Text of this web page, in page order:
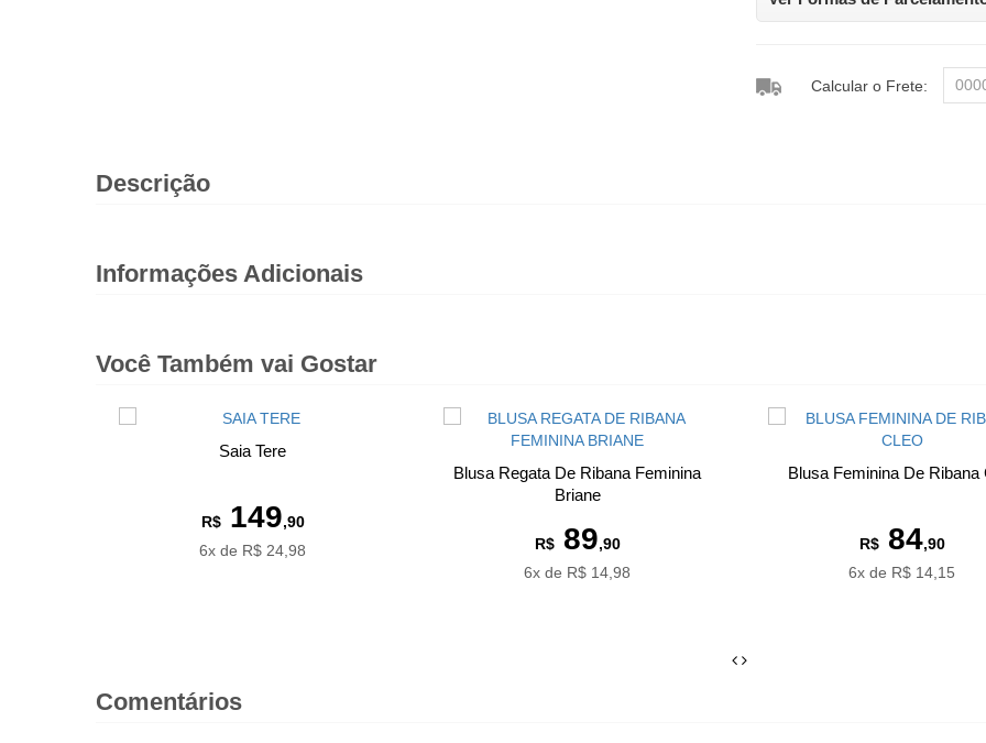
Calcular o Frete:
Descrição
Informações Adicionais
Você Também vai Gostar
Saia Tere
R$149,90
6x de R$ 24,98
Blusa Regata De Ribana Feminina
Briane
R$89,90
6x de R$ 14,98
Blusa Feminina De Ribana
R$84,90
6x de R$ 14,15
Comentários